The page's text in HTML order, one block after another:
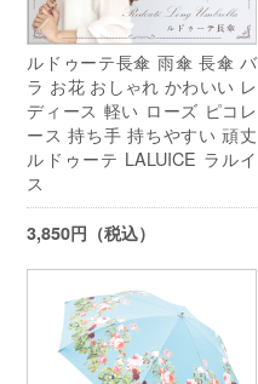
ルドゥーテ長傘 雨傘 長傘 バ
ラ お花 おしゃれ かわいい レ
ディース 軽い ローズ ピコレ
ース 持ち手 持ちやすい 頑丈
ルドゥーテ LALUICE ラルイ
ス
3,850円（税込）